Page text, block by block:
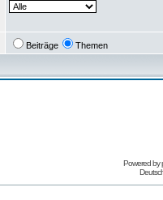
Beiträge Themen
Powered by